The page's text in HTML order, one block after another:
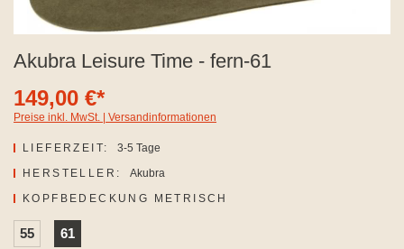
Akubra Leisure Time - fern-61
149,00 €*
Preise inkl. MwSt. | Versandinformationen
LIEFERZEIT:
3-5 Tage
HERSTELLER:
Akubra
KOPFBEDECKUNG METRISCH
55 61